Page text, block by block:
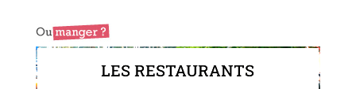
LES RESTAURANTS